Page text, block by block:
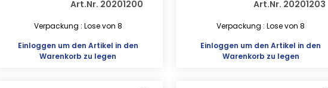
Art.Nr. 20201200
Verpackung : Lose von 8
Einloggen um den Artikel in den
Warenkorb zu legen
Art.Nr. 20201203
Verpackung : Lose von 8
Einloggen um den Artikel in den
Warenkorb zu legen